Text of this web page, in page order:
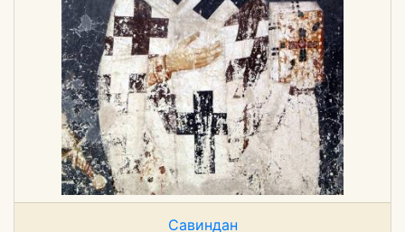
Савиндан